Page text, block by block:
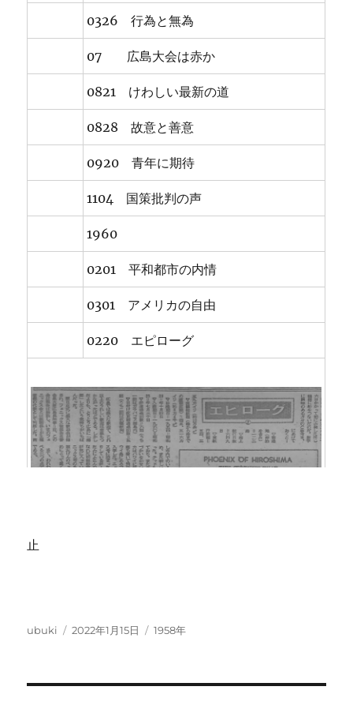
0326 行為と無為
07 広島大会は赤か
0821 けわしい最新の道
0828 故意と善意
0920 青年に期待
1104 国策批判の声
1960
0201 平和都市の内情
0301 アメリカの自由
0220 エピローグ
止
投
ubuki
投
2022年1月15日
カ
1958年